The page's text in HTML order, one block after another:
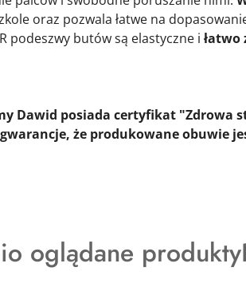
oraz pozwala łatwe na
podeszwy butów są elastyczne i łatwo
Dawid posiada certyfikat "Zdrowa
że produkowane obuwie
oglądane produkty